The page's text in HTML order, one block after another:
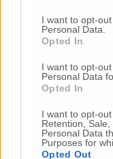
I want to opt-
Personal Data.
Opted In
I want to opt-
Personal Data
Opted In
I want to opt-
Retention,
Personal Data
Purposes for
Opted Out
Commenti